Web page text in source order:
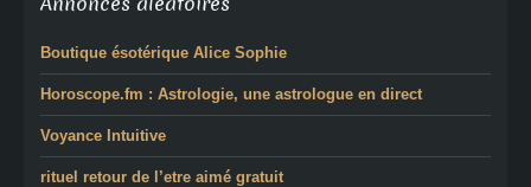
Boutique ésotérique Alice Sophie
Horoscope.fm : Astrologie, une astrologue en direct
Voyance Intuitive
rituel retour de l’etre aimé gratuit